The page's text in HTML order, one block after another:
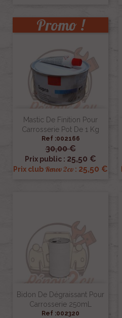
Mastic De Finition Pour
Carrosserie Pot De 1 Kg
Ref :002166
30,00 €
Prix public : 25,50 €
Prix club Renov 2cv : 25,50 €
Promo !
Bidon De Dégraissant Pour
Carrosserie 250mL
Ref :002320